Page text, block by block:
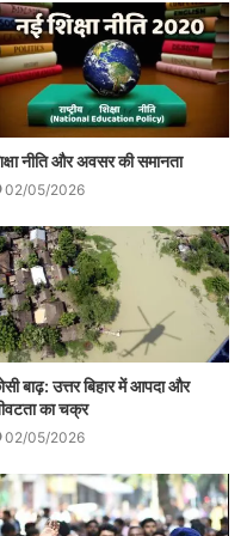
वाला कौन है? इसी
करूणा और दया का
है| आधुनिक शिक्षा के
नीति और अवसर की समानता
02/05/2026
बाढ़: उत्तर बिहार में आपदा और
का चक्र
02/05/2026